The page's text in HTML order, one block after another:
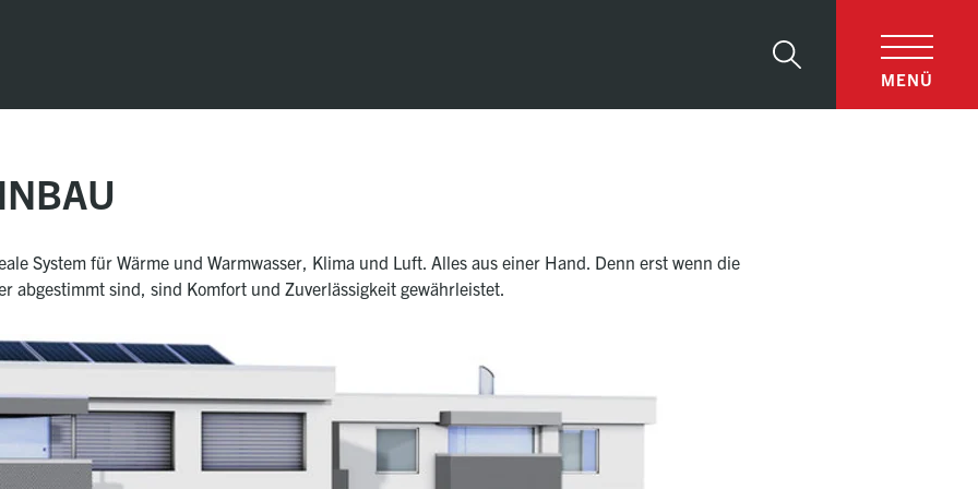
Suche MENÜ
System für Wärme und Warmwasser, Klima und Luft. Alles aus einer Hand. Denn erst wenn die
abgestimmt sind, sind Komfort und Zuverlässigkeit gewährleistet.